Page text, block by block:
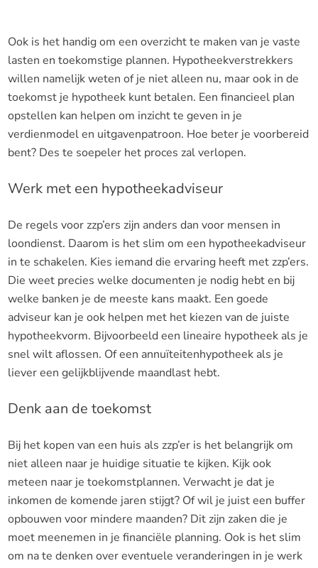
Ook is het handig om een overzicht te maken van je vaste
lasten en toekomstige plannen. Hypotheekverstrekkers
willen namelijk weten of je niet alleen nu, maar ook in de
toekomst je hypotheek kunt betalen. Een financieel plan
opstellen kan helpen om inzicht te geven in je
verdienmodel en uitgavenpatroon. Hoe beter je voorbereid
bent? Des te soepeler het proces zal verlopen.
Werk met een hypotheekadviseur
De regels voor zzp’ers zijn anders dan voor mensen in
loondienst. Daarom is het slim om een hypotheekadviseur
in te schakelen. Kies iemand die ervaring heeft met zzp’ers.
Die weet precies welke documenten je nodig hebt en bij
welke banken je de meeste kans maakt. Een goede
adviseur kan je ook helpen met het kiezen van de juiste
hypotheekvorm. Bijvoorbeeld een lineaire hypotheek als je
snel wilt aflossen. Of een annuïteitenhypotheek als je
liever een gelijkblijvende maandlast hebt.
Denk aan de toekomst
Bij het kopen van een huis als zzp’er is het belangrijk om
niet alleen naar je huidige situatie te kijken. Kijk ook
meteen naar je toekomstplannen. Verwacht je dat je
inkomen de komende jaren stijgt? Of wil je juist een buffer
opbouwen voor mindere maanden? Dit zijn zaken die je
moet meenemen in je financiële planning. Ook is het slim
om na te denken over eventuele veranderingen in je werk